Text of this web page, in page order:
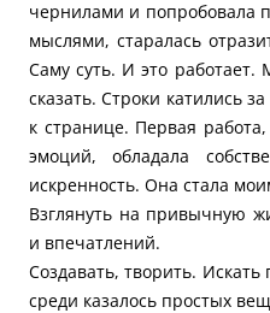
чернилами и попробовала
мыслями, старалась
Саму суть. И это работает.
сказать. Строки катились
к странице. Первая
эмоций, обладала
искренность. Она стала
Взглянуть на привычную
и впечатлений.
Создавать, творить.
среди казалось простых